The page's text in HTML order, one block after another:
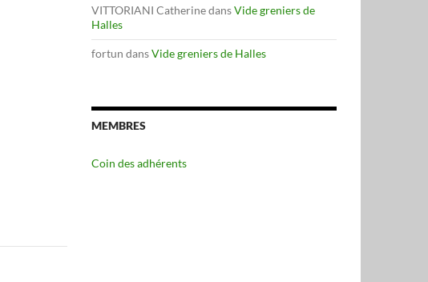
VITTORIANI CatherinedansVide greniers de
Halles
fortun dansVide greniers de Halles
MEMBRES
Coin des adhérents